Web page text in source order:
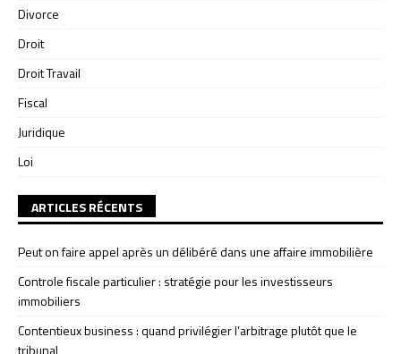
Divorce
Droit
Droit Travail
Fiscal
Juridique
Loi
ARTICLES RÉCENTS
Peut on faire appel après un délibéré dans une affaire immobilière
Controle fiscale particulier : stratégie pour les investisseurs
immobiliers
Contentieux business : quand privilégier l’arbitrage plutôt que le
tribunal